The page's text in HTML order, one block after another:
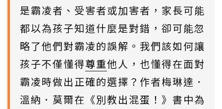
是霸凌者、受害者或加害者，家長可能
都以為孩子知道什麼是對錯，卻可能忽
略了他們對霸凌的誤解。我們該如何讓
孩子不僅懂得尊重他人，也懂得在面對
霸凌時做出正確的選擇？作者梅琳達．
溫納．莫爾在《別教出混蛋！》書中為